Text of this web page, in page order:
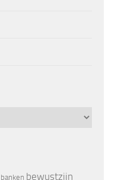
banken bewustzijn